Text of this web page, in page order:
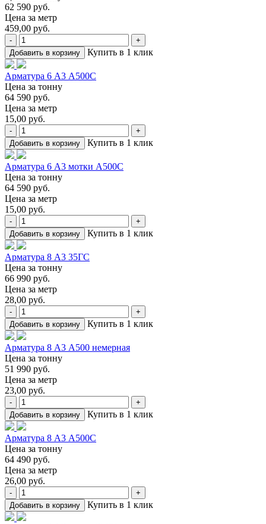
62 590 руб.
Цена за метр
459,00 руб.
-
+
Добавить в корзину
Купить в 1 клик
Арматура 6 А3 А500С
Цена за тонну
64 590 руб.
Цена за метр
15,00 руб.
-
+
Добавить в корзину
Купить в 1 клик
Арматура 6 А3 мотки А500С
Цена за тонну
64 590 руб.
Цена за метр
15,00 руб.
-
+
Добавить в корзину
Купить в 1 клик
Арматура 8 А3 35ГС
Цена за тонну
66 990 руб.
Цена за метр
28,00 руб.
-
+
Добавить в корзину
Купить в 1 клик
Арматура 8 А3 А500 немерная
Цена за тонну
51 990 руб.
Цена за метр
23,00 руб.
-
+
Добавить в корзину
Купить в 1 клик
Арматура 8 А3 А500С
Цена за тонну
64 490 руб.
Цена за метр
26,00 руб.
-
+
Добавить в корзину
Купить в 1 клик